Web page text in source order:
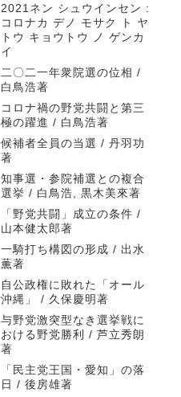
2021ネン シュウインセン :
コロナカ デノ モサク ト ヤ
トウ キョウトウ ノ ゲンカ
イ
二〇二一年衆院選の位相 /
白鳥浩著
コロナ禍の野党共闘と第三
極の躍進 / 白鳥浩著
候補者全員の当選 / 丹羽功
著
知事選・参院補選との複合
選挙 / 白鳥浩, 黒木美來著
「野党共闘」成立の条件 /
山本健太郎著
一騎打ち構図の形成 / 出水
薫著
自公政権に敗れた「オール
沖縄」 / 久保慶明著
与野党激突型なき選挙戦に
おける野党勝利 / 芦立秀朗
著
「民主党王国・愛知」の落
日 / 後房雄著